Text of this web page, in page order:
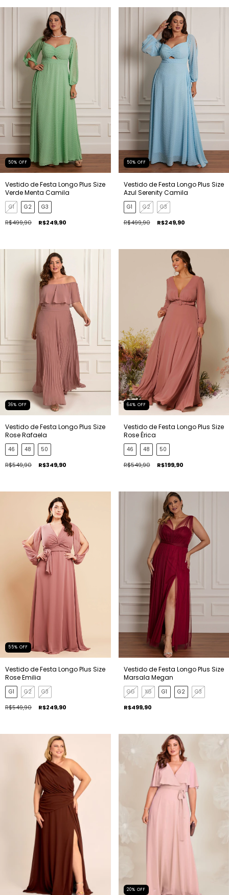
50% OFF
Vestido de Festa Longo Plus Size
Verde Menta Camila
G1 G2 G3
R$499,90 R$249,90
50% OFF
Vestido de Festa Longo Plus Size
Azul Serenity Camila
G1 G2 G3
R$499,90 R$249,90
36% OFF
Vestido de Festa Longo Plus Size
Rose Rafaela
46 48 50
R$549,90 R$349,90
64% OFF
Vestido de Festa Longo Plus Size
Rose Érica
46 48 50
R$549,90 R$199,90
55% OFF
Vestido de Festa Longo Plus Size
Rose Emilia
G1 G2 G3
R$549,90 R$249,90
Vestido de Festa Longo Plus Size
Marsala Megan
GG XG G1 G2 G3
R$499,90
20% OFF